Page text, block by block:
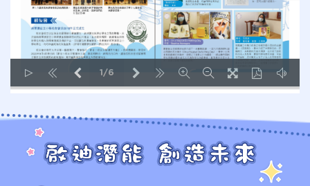
LOADING PAGES 49% ...
1/6